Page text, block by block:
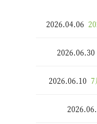
2026.04.06
2026.06.30
2026.06.10 7